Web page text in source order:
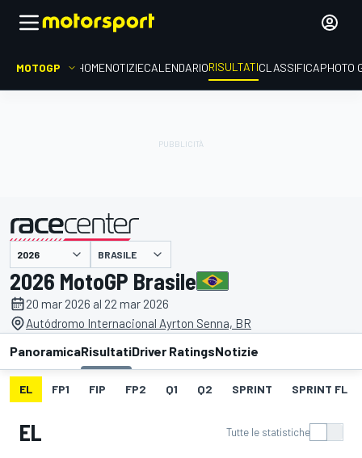
MOTOGP HOMENOTIZIECALENDARIORISULTATICLASSIFICAPHOTO
presentato da BRASILE
2026 MotoGP Brasile
20 mar 2026 al 22 mar 2026
Autódromo Internacional Ayrton Senna, BR
PanoramicaRisultatiDriver RatingsNotizie
EL FP1 FIP FP2 Q1 Q2 SPRINT SPRINT FL
EL Tutte le statistiche